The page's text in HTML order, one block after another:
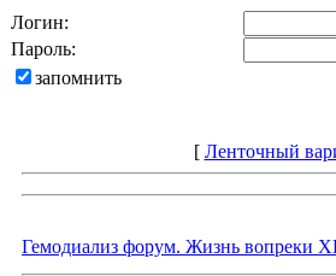
Логин:
Пароль:
запомнить
[ Ленточный
Гемодиализ форум. Жизнь вопреки